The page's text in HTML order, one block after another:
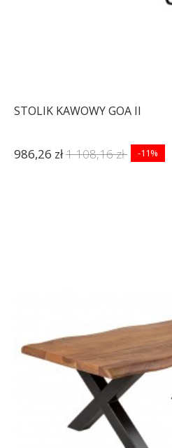
STOLIK KAWOWY GOA II
986,26 zł1 108,16 zł -11%